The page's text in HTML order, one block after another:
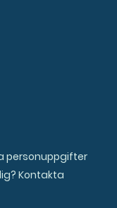
personuppgifter
Kontakta